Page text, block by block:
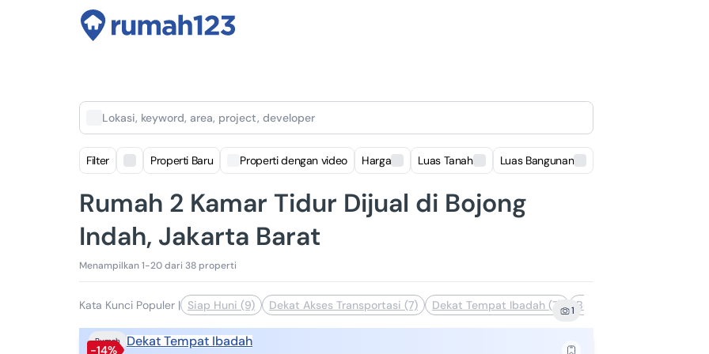
Lokasi, keyword, area, project, developer
Filter Properti Baru Properti dengan video Harga Luas Tanah Luas Bangunan
Rumah 2 Kamar Tidur Dijual di Bojong
Indah, Jakarta Barat
Menampilkan 1-20 dari 38 properti
Kata Kunci Populer | Siap Huni (9) Dekat Akses Transportasi (7) Dekat Tempat Ibadah (7) Bebas Banjir (5)
1
-14%
Rumah Dekat Tempat Ibadah